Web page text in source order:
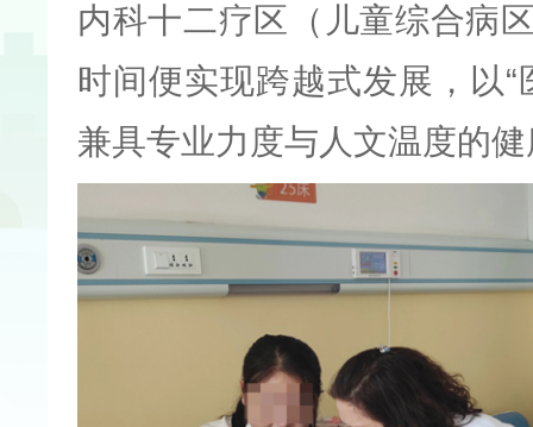
内科十二疗区（儿童综合病
时间便实现跨越式发展，以
兼具专业力度与人文温度的